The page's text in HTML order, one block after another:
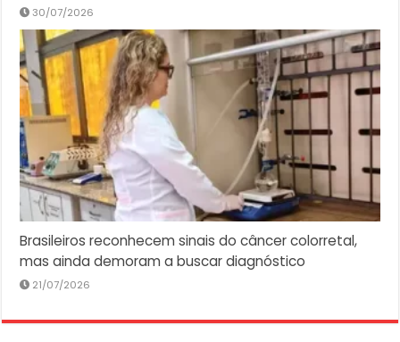
30/07/2026
Brasileiros reconhecem sinais do câncer colorretal,
mas ainda demoram a buscar diagnóstico
21/07/2026